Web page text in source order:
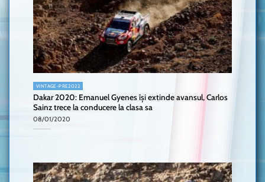
VINTAGE-PRE2022
Dakar 2020: Emanuel Gyenes își extinde avansul, Carlos
Sainz trece la conducere la clasa sa
08/01/2020